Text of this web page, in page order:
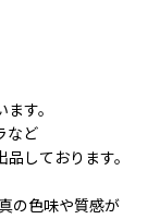
す。
など
しております。
の色味や質感が